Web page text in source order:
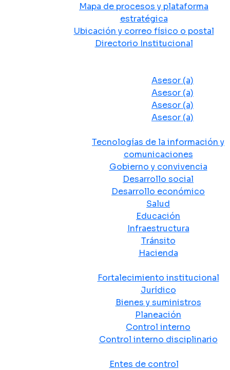
Mapa de procesos y plataforma
estratégica
Ubicación y correo físico o postal
Directorio Institucional
Asesor (a)
Asesor (a)
Asesor (a)
Asesor (a)
Tecnologías de la información y
comunicaciones
Gobierno y convivencia
Desarrollo social
Desarrollo económico
Salud
Educación
Infraestructura
Tránsito
Hacienda
Fortalecimiento institucional
Jurídico
Bienes y suministros
Planeación
Control interno
Control interno disciplinario
Entes de control